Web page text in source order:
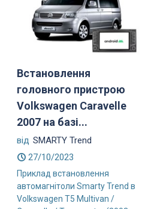
Встановлення
головного пристрою
Volkswagen Caravelle
2007 на базі...
від SMARTY Trend
27/10/2023
Приклад встановлення
автомагнітоли Smarty Trend в
Volkswagen T5 Multivan /